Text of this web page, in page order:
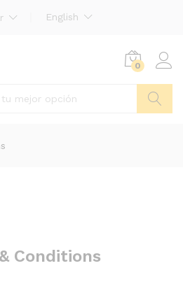
English
0
Conditions